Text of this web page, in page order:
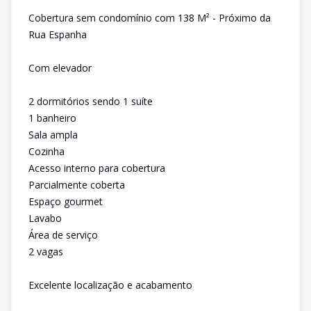
Cobertura sem condomínio com 138 M² - Próximo da
Rua Espanha
Com elevador
2 dormitórios sendo 1 suíte
1 banheiro
Sala ampla
Cozinha
Acesso interno para cobertura
Parcialmente coberta
Espaço gourmet
Lavabo
Área de serviço
2 vagas
Excelente localização e acabamento